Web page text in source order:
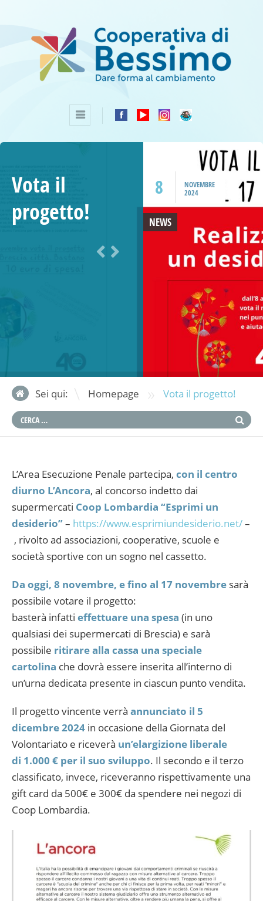
8
NOVEMBRE
2024
Vota il
progetto!
NEWS
Sei qui: Homepage » Vota il progetto!
L’Area Esecuzione Penale partecipa, con il centro
diurno L’Ancora, al concorso indetto dai
supermercati Coop Lombardia “Esprimi un
desiderio”– https://www.esprimiundesiderio.net/–
, rivolto ad associazioni, cooperative, scuole e
società sportive con un sogno nel cassetto.
Da oggi, 8 novembre, e fino al 17 novembre sarà
possibile votare il progetto:
basterà infatti effettuare una spesa (in uno
qualsiasi dei supermercati di Brescia) e sarà
possibile ritirare alla cassa una speciale
cartolina che dovrà essere inserita all’interno di
un’urna dedicata presente in ciascun punto vendita.
Il progetto vincente verrà annunciato il 5
dicembre 2024 in occasione della Giornata del
Volontariato e riceverà un’elargizione liberale
di 1.000 € per il suo sviluppo. Il secondo e il terzo
classificato, invece, riceveranno rispettivamente una
gift card da 500€ e 300€ da spendere nei negozi di
Coop Lombardia.